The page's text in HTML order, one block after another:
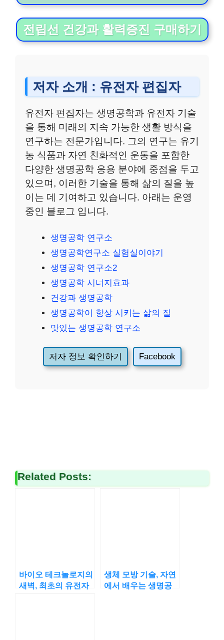
전립선 건강과 활력증진 구매하기
저자 소개 : 유전자 편집자
유전자 편집자는 생명공학과 유전자 기술
을 통해 미래의 지속 가능한 생활 방식을
연구하는 전문가입니다. 그의 연구는 유기
농 식품과 자연 친화적인 운동을 포함한
다양한 생명공학 응용 분야에 중점을 두고
있으며, 이러한 기술을 통해 삶의 질을 높
이는 데 기여하고 있습니다. 아래는 운영
중인 블로그 입니다.
생명공학 연구소
생명공학연구소 실험실이야기
생명공학 연구소2
생명공학 시너지효과
건강과 생명공학
생명공학이 향상 시키는 삶의 질
맛있는 생명공학 연구소
저자 정보 확인하기 Facebook
Related Posts:
바이오 테크놀로지의
새벽, 최초의 유전자
생체 모방 기술, 자연
에서 배우는 생명공